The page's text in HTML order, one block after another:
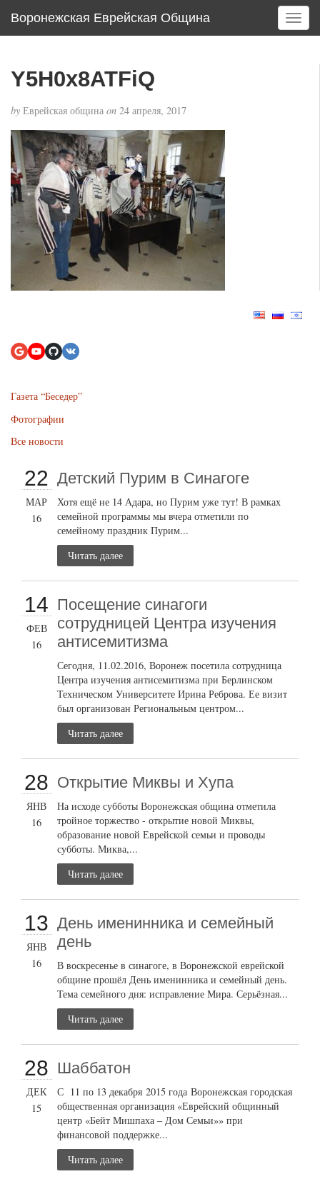
Воронежская Еврейская Община
T
o
Y5H0x8ATFiQ
by Еврейская община on 24 апреля, 2017
Газета “Беседер”
Фотографии
Все новости
22
МАР
16
Детский Пурим в Синагоге
Хотя ещё не 14 Адара, но Пурим уже тут! В рамках
семейной программы мы вчера отметили по
семейному праздник Пурим...
Читать далее
14
ФЕВ
16
Посещение синагоги
сотрудницей Центра изучения
антисемитизма
Сегодня, 11.02.2016, Воронеж посетила сотрудница
Центра изучения антисемитизма при Берлинском
Техническом Университете Ирина Реброва. Ее визит
был организован Региональным центром...
Читать далее
28
ЯНВ
16
Открытие Миквы и Хупа
На исходе субботы Воронежская община отметила
тройное торжество - открытие новой Миквы,
образование новой Еврейской семьи и проводы
субботы. Миква,...
Читать далее
13
ЯНВ
16
День именинника и семейный
день
В воскресенье в синагоге, в Воронежской еврейской
общине прошёл День именинника и семейный день.
Тема семейного дня: исправление Мира. Серьёзная...
Читать далее
28
ДЕК
15
Шаббатон
С 11 по 13 декабря 2015 года Воронежская городская
общественная организация «Еврейский общинный
центр «Бейт Мишпаха – Дом Семьи»» при
финансовой поддержке...
Читать далее